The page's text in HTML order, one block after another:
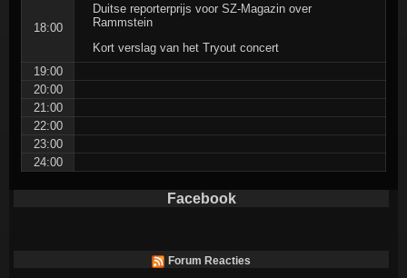
18:00
Duitse reporterprijs voor SZ-Magazin over
Rammstein
Kort verslag van het Tryout concert
19:00
20:00
21:00
22:00
23:00
24:00
Facebook
Forum Reacties